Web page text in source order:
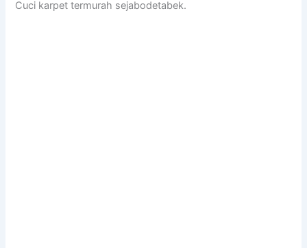
Cuci karpet termurah sejabodetabek.